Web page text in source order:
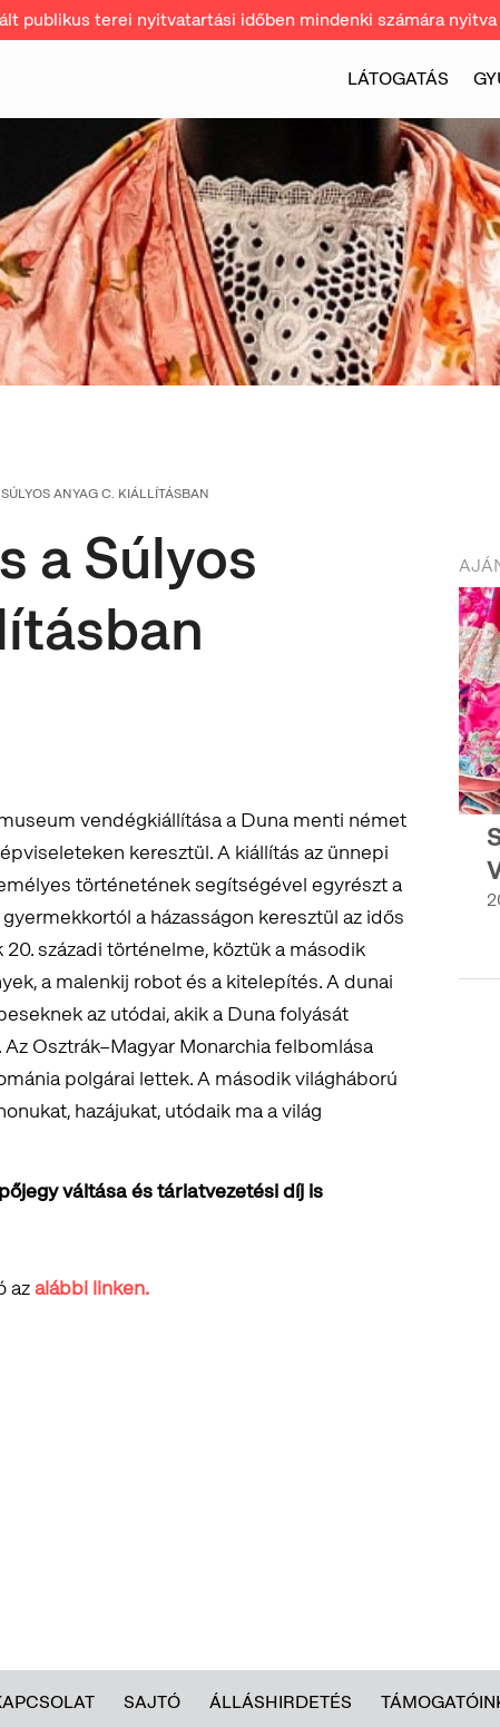
publikus terei nyitvatartási időben mindenki számára nyitva
LÁTOGATÁS
ANYAG C. KIÁLLÍTÁSBAN
a Súlyos
vendégkiállítása a Duna menti német
keresztül. A kiállítás az ünnepi
történetének segítségével egyrészt a
a házasságon keresztül az idős
századi történelme, köztük a második
a malenkij robot és a kitelepítés. A dunai
az utódai, akik a Duna folyását
Osztrák–Magyar Monarchia felbomlása
polgárai lettek. A második világháború
hazájukat, utódaik ma a világ
váltása és tárlatvezetési díj is
azalábbi linken.
SAJTÓ ÁLLÁSHIRDETÉS